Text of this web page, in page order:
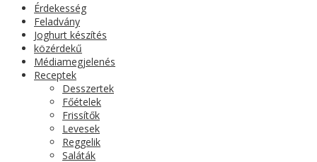
Érdekesség
Feladvány
Joghurt készítés
közérdekű
Médiamegjelenés
Receptek
Desszertek
Főételek
Frissítők
Levesek
Reggelik
Saláták